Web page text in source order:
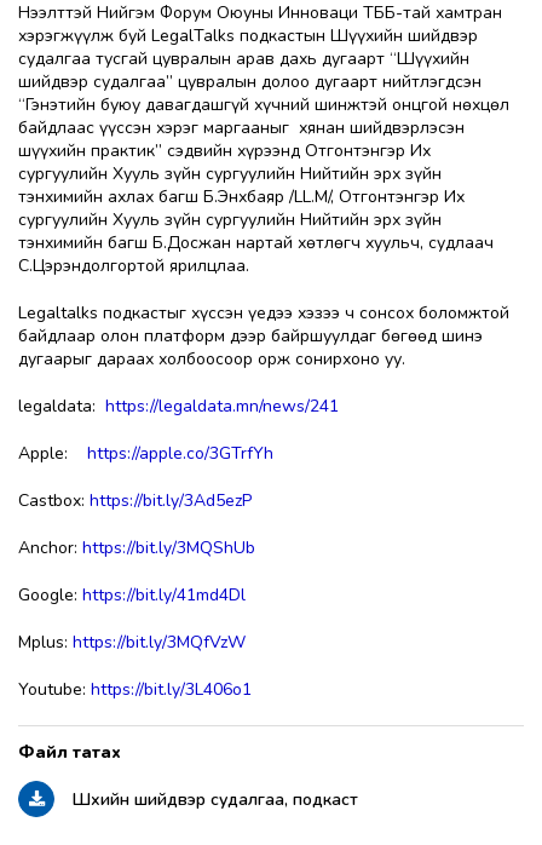
Нээлттэй Нийгэм Форум Оюуны Инноваци ТББ-тай хамтран
хэрэгжүүлж буй LegalTalks подкастын Шүүхийн шийдвэр
судалгаа тусгай цувралын арав дахь дугаарт “Шүүхийн
шийдвэр судалгаа” цувралын долоо дугаарт нийтлэгдсэн
“Гэнэтийн буюу давагдашгүй хүчний шинжтэй онцгой нөхцөл
байдлаас үүссэн хэрэг маргааныг хянан шийдвэрлэсэн
шүүхийн практик” сэдвийн хүрээнд Отгонтэнгэр Их
сургуулийн Хууль зүйн сургуулийн Нийтийн эрх зүйн
тэнхимийн ахлах багш Б.Энхбаяр /LL.M/, Отгонтэнгэр Их
сургуулийн Хууль зүйн сургуулийн Нийтийн эрх зүйн
тэнхимийн багш Б.Досжан нартай хөтлөгч хуульч, судлаач
С.Цэрэндолгортой ярилцлаа.
Legaltalks подкастыг хүссэн үедээ хэзээ ч сонсох боломжтой
байдлаар олон платформ дээр байршуулдаг бөгөөд шинэ
дугаарыг дараах холбоосоор орж сонирхоно уу.
legaldata: https://legaldata.mn/news/241
Apple: https://apple.co/3GTrfYh
Castbox: https://bit.ly/3Ad5ezP
Anchor: https://bit.ly/3MQShUb
Google: https://bit.ly/41md4Dl
Mplus: https://bit.ly/3MQfVzW
Youtube: https://bit.ly/3L406o1
Шүүхийн шийдвэр судалгаа, подкаст